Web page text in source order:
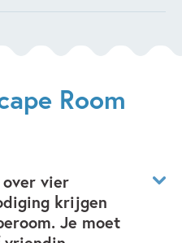
Room
over vier
krijgen
Je moet